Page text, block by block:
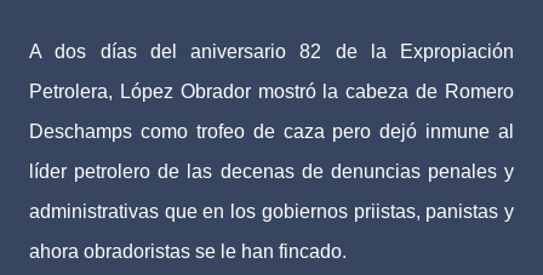
A dos días del aniversario 82 de la Expropiación
Petrolera, López Obrador mostró la cabeza de Romero
Deschamps como trofeo de caza pero dejó inmune al
líder petrolero de las decenas de denuncias penales y
administrativas que en los gobiernos priistas, panistas y
ahora obradoristas se le han fincado.